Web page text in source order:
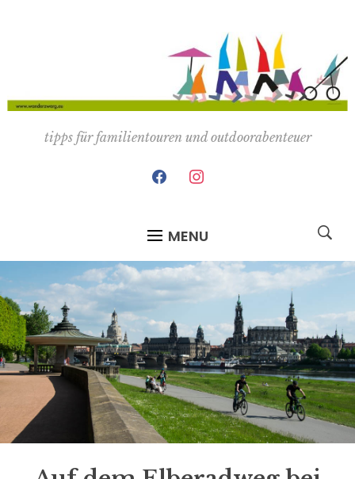
tipps für familientouren und outdoorabenteuer
facebookinstagram
MENU